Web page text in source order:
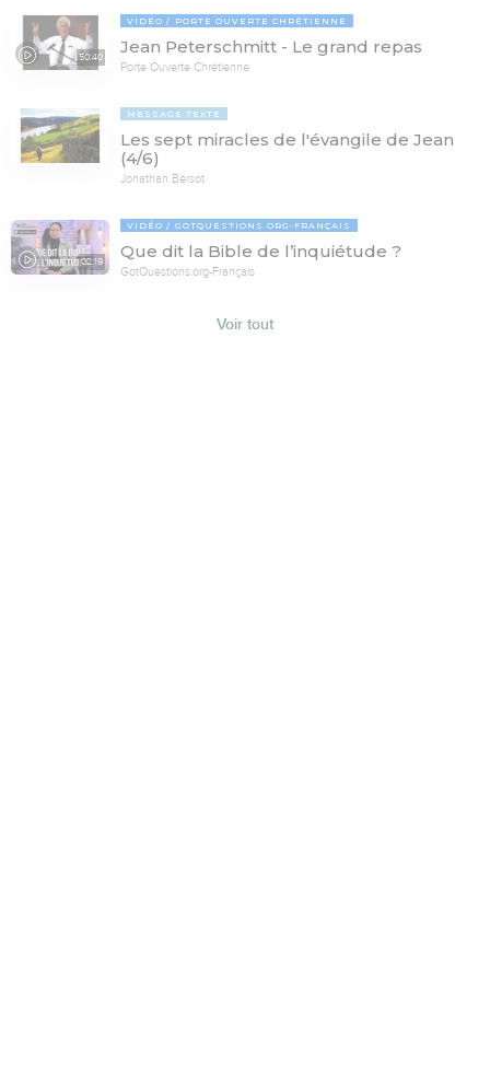
50:40
VIDÉO PORTE OUVERTE CHRÉTIENNE
Jean Peterschmitt - Le grand repas
Porte Ouverte Chrétienne
MESSAGE TEXTE
Les sept miracles de l'évangile de Jean
(4/6)
Jonathan Bersot
02:19
VIDÉO GOTQUESTIONS.ORG-FRANÇAIS
Que dit la Bible de l’inquiétude ?
GotQuestions.org-Français
Voir tout